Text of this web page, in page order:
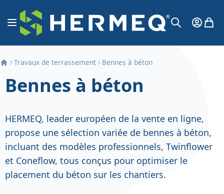
Aller au contenu
Affichage navigation
MonMon
Travaux de terrassement Bennes à béton
Bennes à béton
HERMEQ, leader européen de la vente en ligne,
propose une sélection variée de bennes à béton,
incluant des modèles professionnels, Twinflower
et Coneflow, tous conçus pour optimiser le
placement du béton sur les chantiers.